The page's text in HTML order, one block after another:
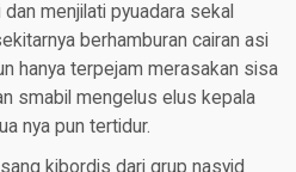
menjilati pyuadara sekal
berhamburan cairan asi
hanya terpejam merasakan sisa
smabil mengelus elus kepala
nya pun tertidur.